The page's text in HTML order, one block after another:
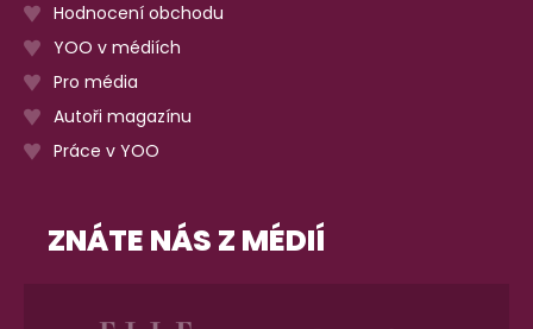
Hodnocení obchodu
YOO v médiích
Pro média
Autoři magazínu
Práce v YOO
ZNÁTE NÁS Z MÉDIÍ